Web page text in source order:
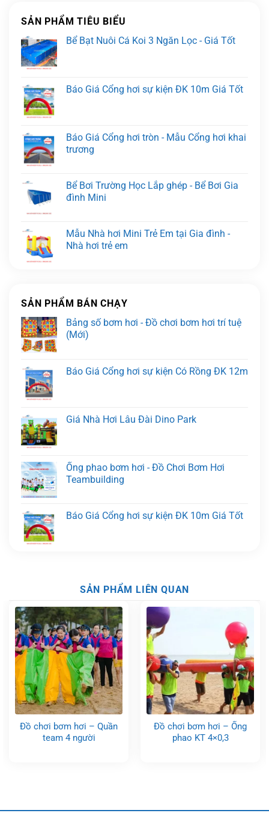
SẢN PHẨM TIÊU BIỂU
Bể Bạt Nuôi Cá Koi 3 Ngăn Lọc - Giá Tốt
Báo Giá Cổng hơi sự kiện ĐK 10m Giá Tốt
Báo Giá Cổng hơi tròn - Mẫu Cổng hơi khai
trương
Bể Bơi Trường Học Lắp ghép - Bể Bơi Gia
đình Mini
Mẫu Nhà hơi Mini Trẻ Em tại Gia đình -
Nhà hơi trẻ em
SẢN PHẨM BÁN CHẠY
Bảng số bơm hơi - Đồ chơi bơm hơi trí tuệ
(Mới)
Báo Giá Cổng hơi sự kiện Có Rồng ĐK 12m
Giá Nhà Hơi Lâu Đài Dino Park
Ống phao bơm hơi - Đồ Chơi Bơm Hơi
Teambuilding
Báo Giá Cổng hơi sự kiện ĐK 10m Giá Tốt
SẢN PHẨM LIÊN QUAN
Đồ chơi bơm hơi – Quần
team 4 người
Đồ chơi bơm hơi – Ống
phao KT 4×0,3